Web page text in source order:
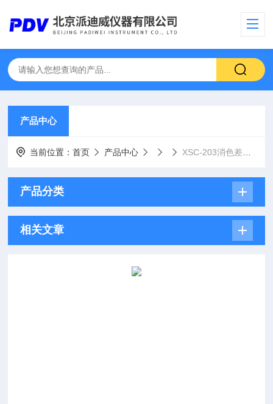
产品中心
当前位置：首页 产品中心 XSC-203消色差傅里叶变换透镜 XSC-203 Φ100 f400
产品分类
相关文章